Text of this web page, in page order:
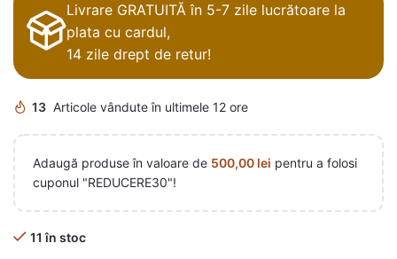
Livrare GRATUITĂ în 5-7 zile lucrătoare la
plata cu cardul,
14 zile drept de retur!
13 Articole vândute în ultimele 12 ore
Adaugă produse în valoare de 500,00 lei pentru a folosi
cuponul "REDUCERE30"!
11 în stoc